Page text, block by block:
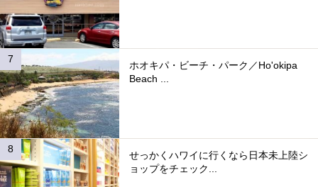
ホオキパ・ビーチ・パーク／Ho'okipa
Beach ...
せっかくハワイに行くなら日本未上陸シ
ョップをチェック...